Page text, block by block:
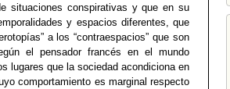
situaciones conspirativas y que en su
y espacios diferentes, que
a los “contraespacios” que son
el pensador francés en el mundo
lugares que la sociedad acondiciona en
comportamiento es marginal respecto